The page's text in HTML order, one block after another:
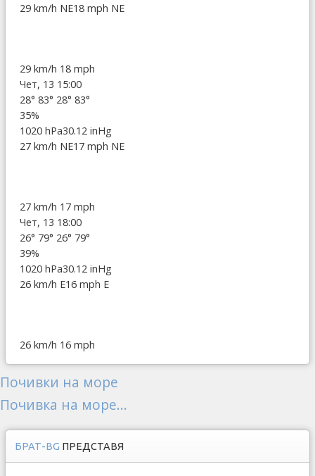
29 km/h NE18 mph NE
29 km/h 18 mph
Чет, 13 15:00
28° 83° 28° 83°
35%
1020 hPa30.12 inHg
27 km/h NE17 mph NE
27 km/h 17 mph
Чет, 13 18:00
26° 79° 26° 79°
39%
1020 hPa30.12 inHg
26 km/h E16 mph E
26 km/h 16 mph
Почивки на море
Почивка на море...
БРАТ-BG ПРЕДСТАВЯ